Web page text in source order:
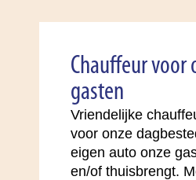
Chauffeur voor
gasten
Vriendelijke
voor onze
eigen auto onze
en/of thuisbrengt.